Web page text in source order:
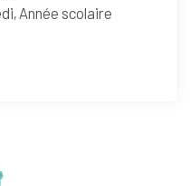
Année scolaire